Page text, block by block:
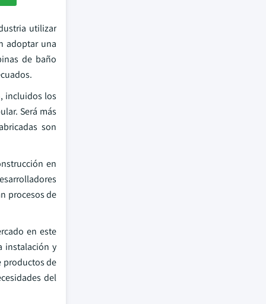
utilizar
adoptar una
de baño
incluidos los
Será más
son
en
procesos de
en este
instalación y
productos de
del